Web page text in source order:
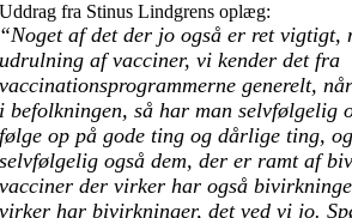
Uddrag fra Stinus Lindgrens oplæg:
“Noget af det der jo også er ret vigtigt,
udrulning af vacciner, vi kender det fra
vaccinationsprogrammerne generelt,
i befolkningen, så har man selvfølgelig
følge op på gode ting og dårlige ting,
selvfølgelig også dem, der er ramt af
vacciner der virker har også
virker har bivirkninger, det ved vi jo.